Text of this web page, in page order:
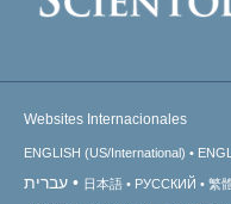
Websites Internacionales
ENGLISH (US/International)
עברית 日本語 РУССКИЙ 繁